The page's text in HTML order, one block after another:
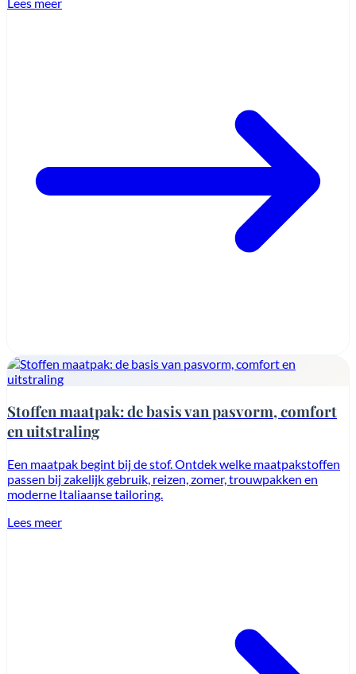
Stoffen maatpak: de basis van pasvorm, comfort
en uitstraling
Een maatpak begint bij de stof. Ontdek welke maatpakstoffen
passen bij zakelijk gebruik, reizen, zomer, trouwpakken en
moderne Italiaanse tailoring.
Lees meer